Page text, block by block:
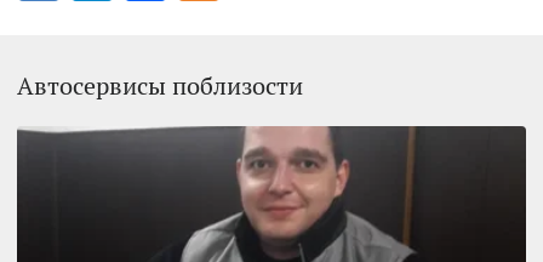
Автосервисы поблизости